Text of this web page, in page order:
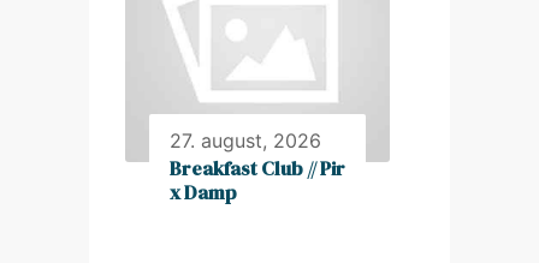
27. august, 2026
Breakfast Club // Pir
x Damp